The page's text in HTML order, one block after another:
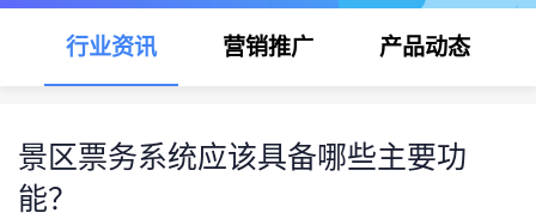
行业资讯 营销推广 产品动态
景区票务系统应该具备哪些主要功
能？